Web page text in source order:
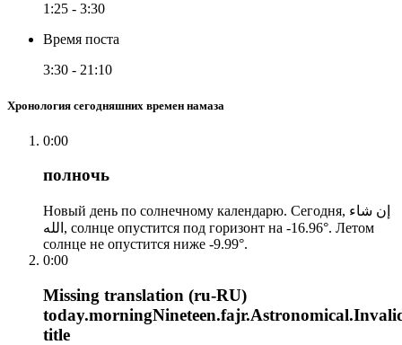
1:25 - 3:30
Время поста
3:30 - 21:10
Хронология сегодняшних времен намаза
0:00
полночь
Новый день по солнечному календарю. Сегодня, إن شاء
الله, солнце опустится под горизонт на -16.96°. Летом
солнце не опустится ниже -9.99°.
0:00
Missing translation (ru-RU)
title